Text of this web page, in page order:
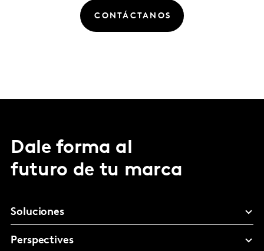
CONTÁCTANOS
Dale forma al
futuro de tu marca
Soluciones
Perspectives